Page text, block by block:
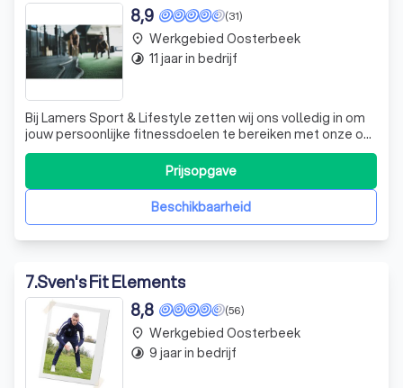
(31)
8,9
Bij Lamers Sport & Lifestyle zetten wij ons volledig in om
jouw persoonlijke fitnessdoelen te bereiken met onze op
maat gemaakte HIIT-trainingen. Onze benadering is
volledig afgestemd op jouw unieke fysieke vereisten,
waarbij we een 1-op-1 trainingsschema bieden dat niet
alleen effectief is, maar ooBeschikbaarheid
Prijsopgave
place Werkgebied Oosterbeek
timelapse 11 jaar in bedrijf
7.Sven's Fit Elements
(56)
8,8
place Werkgebied Oosterbeek
timelapse 9 jaar in bedrijf